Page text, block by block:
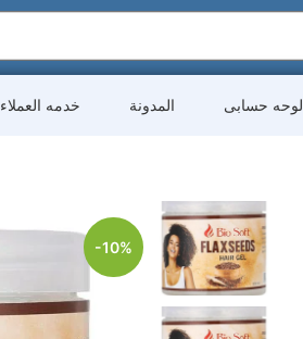
لوحه حسابى المدونة خدمه العملاء
-10%